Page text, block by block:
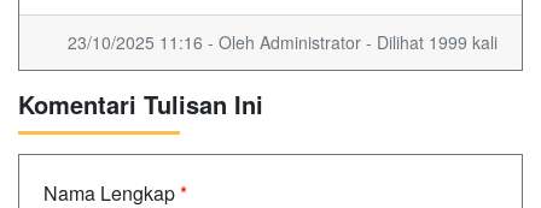
23/10/2025 11:16 - Oleh Administrator - Dilihat 1999 kali
Komentari Tulisan Ini
Nama Lengkap*